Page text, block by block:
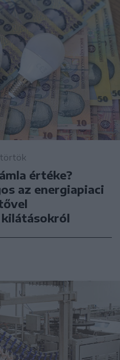
értéke?
az energiapiaci